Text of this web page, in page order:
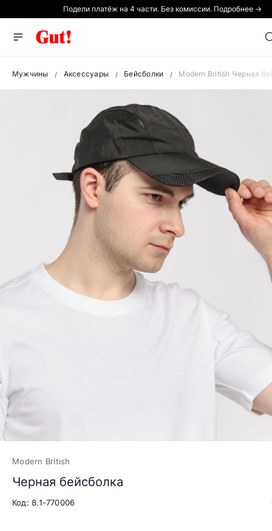
Подели платёж на 4 части. Без комиссии. Подробнее →
Мужчины Аксессуары Бейсболки Modern British Черная
Modern British
Черная бейсболка
Код: 8.1-770006